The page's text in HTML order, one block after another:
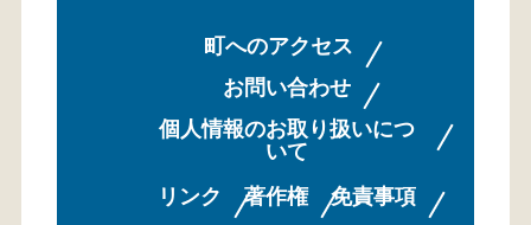
町へのアクセス
お問い合わせ
個人情報のお取り扱いにつ
いて
リンク
著作権
免責事項